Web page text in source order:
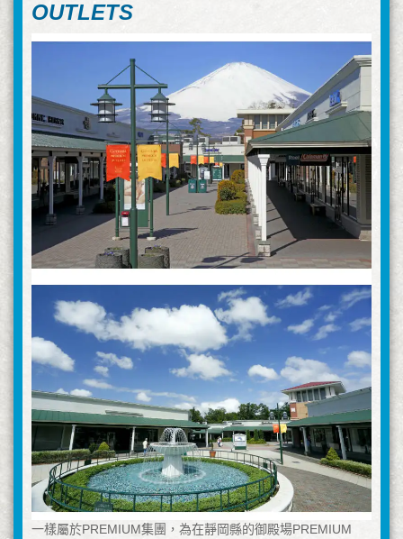
OUTLETS
一樣屬於PREMIUM集團，為在靜岡縣的御殿場PREMIUM